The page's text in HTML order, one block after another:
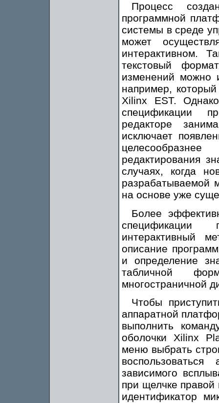
Процесс
программной
системы в среде
может
интерактивном.
текстовый
изменений можно
например,
Xilinx EST.
спецификации
редакторе
исключает
редактирования
случаях, когда
разрабатываемой
на основе уже
Более
спецификации
интерактивный
описание
и определение
табличной
многостраничной
Чтобы
аппаратной
выполнить
оболочки Xilinx
меню выбрать
зависимого
при щелчке правой
идентификатор